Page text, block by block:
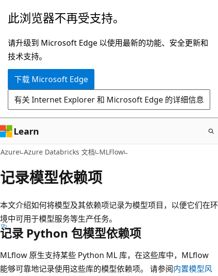
跳
主
要
内
此浏览器不再受支持。
请升级到 Microsoft Edge 以使用最新的功能、安全更新和
技术支持。
下载 Microsoft Edge
有关 Internet Explorer 和 Microsoft Edge 的详细信息
Learn
Azure Azure Databricks 文档 MLFlow
记录模型依赖项
本文介绍如何将模型及其依赖项记录为模型项目，以便它们在环
境中可用于模型服务等生产任务。
记录 Python 包模型依赖项
MLflow 原生支持某些 Python ML 库，在这些库中，MLflow
能够可靠地记录使用这些库的模型依赖项。 请参阅内置模型风